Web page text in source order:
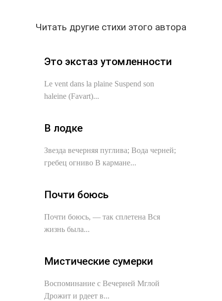
Читать другие стихи этого автора
Это экстаз утомленности
Le vent dans la plaine Suspend son
haleine (Favart)...
В лодке
Звезда вечерняя пуглива; Вода черней;
гребец огниво В кармане...
Почти боюсь
Почти боюсь, — так сплетена Вся
жизнь была...
Мистические сумерки
Воспоминание с Вечерней Мглой
Дрожит и рдеет в...